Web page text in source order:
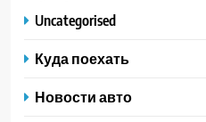
Uncategorised
Куда поехать
Новости авто